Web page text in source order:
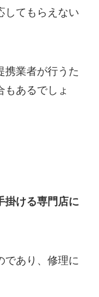
してもらえない
携業者が行うた
あるでしょ
掛ける専門店に
であり、修理に